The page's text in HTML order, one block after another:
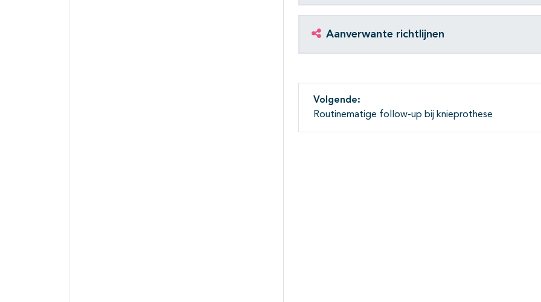
Aanverwante richtlijnen
Volgende:
Routinematige follow-up bij knieprothese